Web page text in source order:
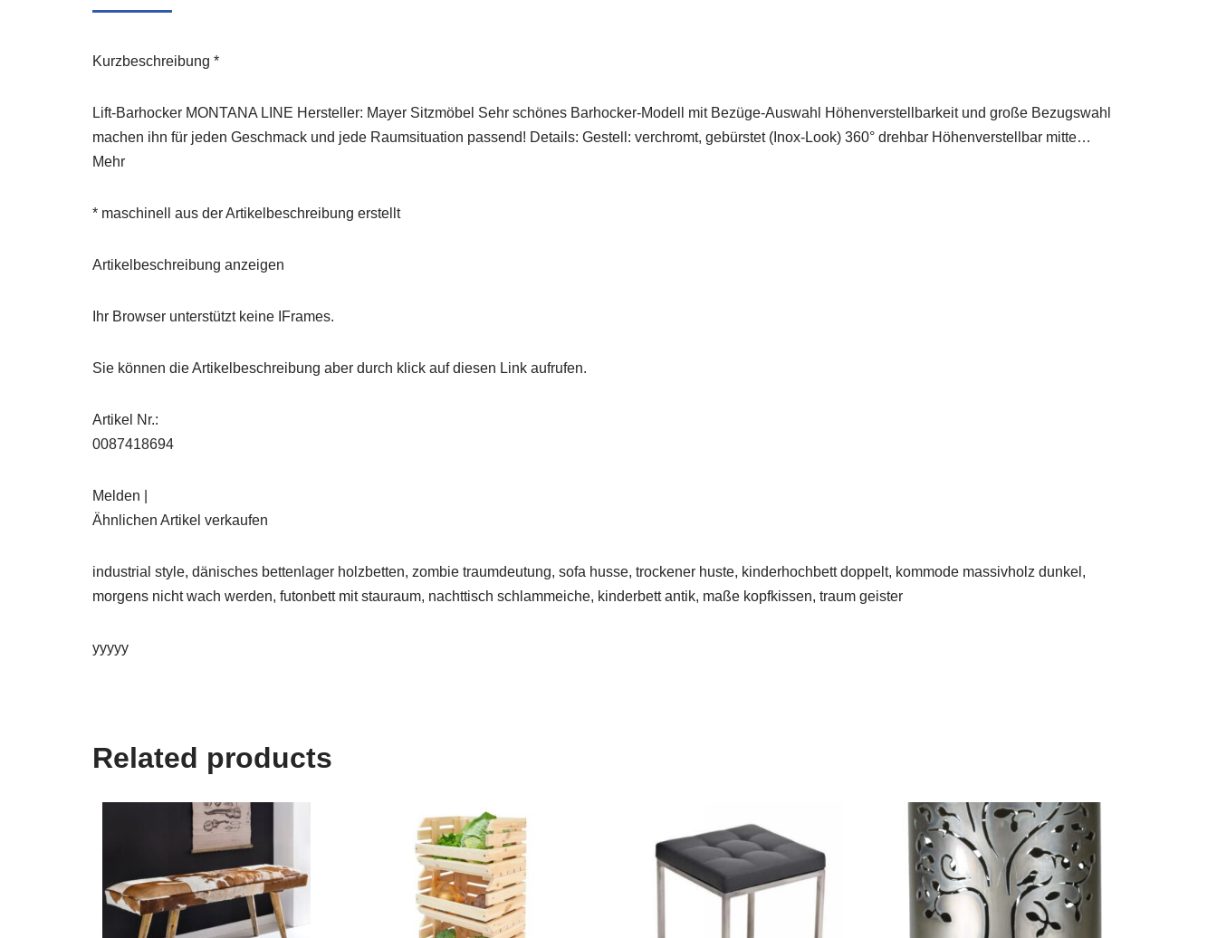
Kurzbeschreibung *
Lift-Barhocker MONTANA LINE Hersteller: Mayer Sitzmöbel Sehr schönes Barhocker-Modell mit Bezüge-Auswahl Höhenverstellbarkeit und große Bezugswahl
machen ihn für jeden Geschmack und jede Raumsituation passend! Details: Gestell: verchromt, gebürstet (Inox-Look) 360° drehbar Höhenverstellbar mitte…
Mehr
* maschinell aus der Artikelbeschreibung erstellt
Artikelbeschreibung anzeigen
Ihr Browser unterstützt keine IFrames.
Sie können die Artikelbeschreibung aber durch klick auf diesen Link aufrufen.
Artikel Nr.:
0087418694
Melden |
Ähnlichen Artikel verkaufen
industrial style, dänisches bettenlager holzbetten, zombie traumdeutung, sofa husse, trockener huste, kinderhochbett doppelt, kommode massivholz dunkel,
morgens nicht wach werden, futonbett mit stauraum, nachttisch schlammeiche, kinderbett antik, maße kopfkissen, traum geister
yyyyy
Related products